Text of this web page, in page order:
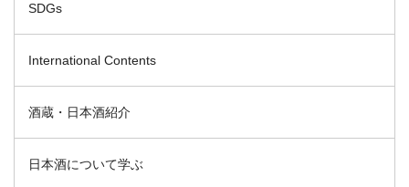
SDGs
International Contents
酒蔵・日本酒紹介
日本酒について学ぶ